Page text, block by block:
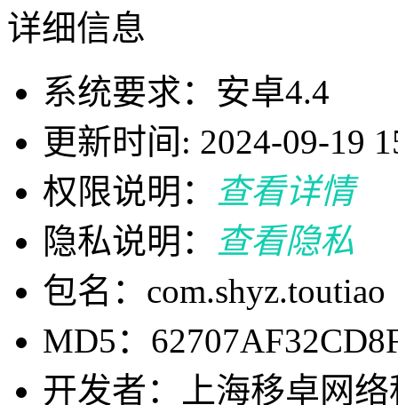
详细信息
系统要求：安卓4.4
更新时间: 2024-09-19
权限说明：
查看详情
隐私说明：
查看隐私
包名：com.shyz.toutiao
MD5：
开发者：上海移卓网